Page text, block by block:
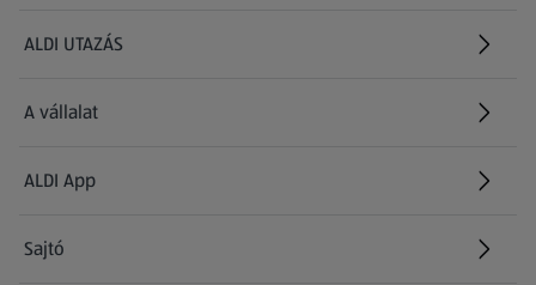
ALDI UTAZÁS
(új oldalon nyílik meg)
A vállalat
ALDI App
Sajtó